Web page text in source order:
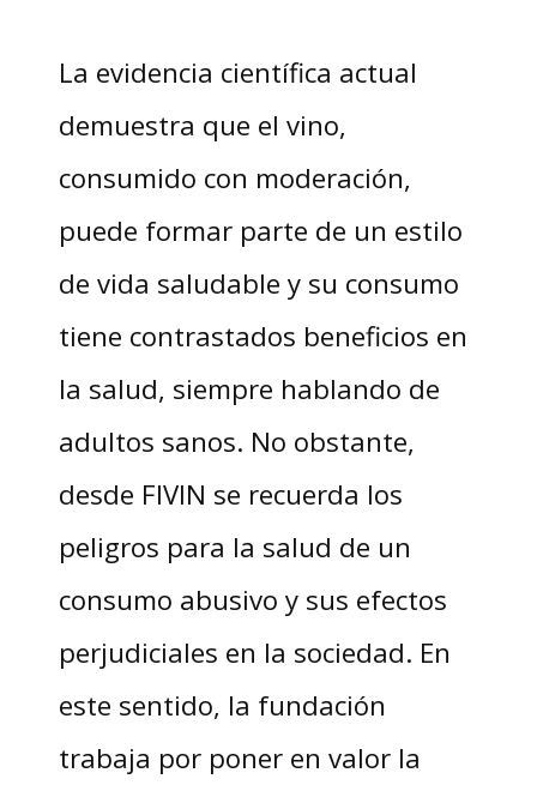
La evidencia científica actual
demuestra que el vino,
consumido con moderación,
puede formar parte de un estilo
de vida saludable y su consumo
tiene contrastados beneficios en
la salud, siempre hablando de
adultos sanos. No obstante,
desde FIVIN se recuerda los
peligros para la salud de un
consumo abusivo y sus efectos
perjudiciales en la sociedad. En
este sentido, la fundación
trabaja por poner en valor la